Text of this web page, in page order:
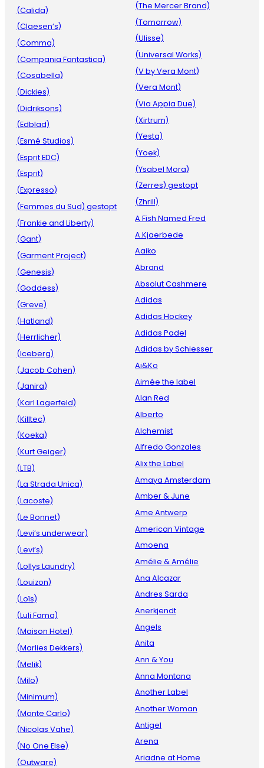
(Calida)
(Claesen’s)
(Comma)
(Compania Fantastica)
(Cosabella)
(Dickies)
(Didriksons)
(Edblad)
(Esmé Studios)
(Esprit EDC)
(Esprit)
(Expresso)
(Femmes du Sud) gestopt
(Frankie and Liberty)
(Gant)
(Garment Project)
(Genesis)
(Goddess)
(Greve)
(Hatland)
(Herrlicher)
(Iceberg)
(Jacob Cohen)
(Janira)
(Karl Lagerfeld)
(Killtec)
(Koeka)
(Kurt Geiger)
(LTB)
(La Strada Unica)
(Lacoste)
(Le Bonnet)
(Levi’s underwear)
(Levi’s)
(Lollys Laundry)
(Louizon)
(Loïs)
(Luli Fama)
(Maison Hotel)
(Marlies Dekkers)
(Melik)
(Milo)
(Minimum)
(Monte Carlo)
(Nicolas Vahe)
(No One Else)
(Outware)
(The Mercer Brand)
(Tomorrow)
(Ulisse)
(Universal Works)
(V by Vera Mont)
(Vera Mont)
(Via Appia Due)
(Xirtrum)
(Yesta)
(Yoek)
(Ysabel Mora)
(Zerres) gestopt
(Zhrill)
A Fish Named Fred
A.Kjaerbede
Aaiko
Abrand
Absolut Cashmere
Adidas
Adidas Hockey
Adidas Padel
Adidas by Schiesser
Ai&Ko
Aimée the label
Alan Red
Alberto
Alchemist
Alfredo Gonzales
Alix the Label
Amaya Amsterdam
Amber & June
Ame Antwerp
American Vintage
Amoena
Amélie & Amélie
Ana Alcazar
Andres Sarda
Anerkjendt
Angels
Anita
Ann & You
Anna Montana
Another Label
Another Woman
Antigel
Arena
Ariadne at Home